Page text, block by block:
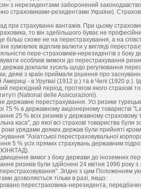
з нерезидентами заборонений
страховиками-резидентами України).
при страхуванні вантажів. При цьому
то він здебільшого буває не
більш схоже не на перестрахування, а на
зумовлює відплив валюти у вигляді
пере-страховиків-нерезидентів з боку
особливі вимоги до перестрахування
доклали зусиль щодо регулювання
деякі з країн приймали рішення про
Америці - в Уругваї (1912 р.) та в Чилі (1920 p.).
перехідний період, протягом якого страхові
(National delle Assicurazioni).
державне перестрахування. Усі ризики
75 % в державному акціонерному товаристві
25 % всіх ризиків у державному страховому
каса", до якої всі страхові товариства були
урядами деяких держав були прийняті
"Азіатської перестраховувальної
5 % усіх прямих страхувань державним
(ЮНКТАД).
вимог з боку держави до іноземних
ризиків були здійснені 24 квітня 1996 року
Згідно з цим Положенням
дозволяється тільки в разі, якщо:
перестраховика-нерезидента,